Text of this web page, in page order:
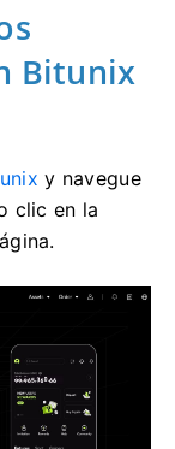
Bitunix
y navegue
clic en la